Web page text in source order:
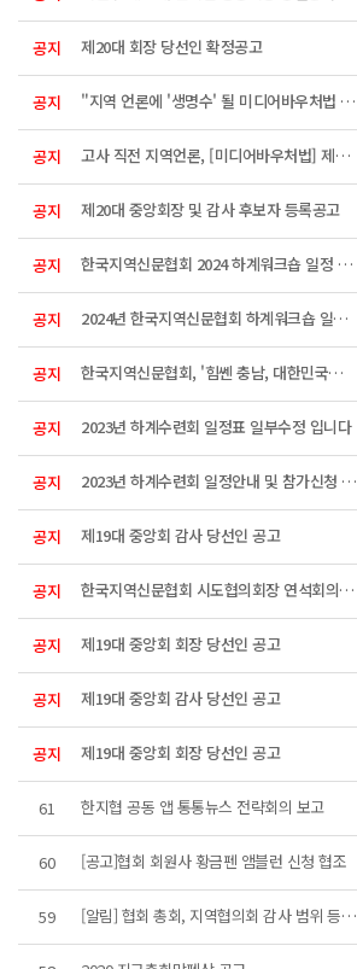
공지
제20대 회장 당선인 확정공고
공지
"지역 언론에 '생명수' 될 미디어바우처법 제정 시급"
공지
고사 직전 지역언론, [미디어바우처법] 제정으로 활성화 모색한다
공지
제20대 중앙회장 및 감사 후보자 등록공고
공지
한국지역신문협회 2024 하계워크숍 일정 안내입니다(최종)
공지
2024년 한국지역신문협회 하계워크숍 일정 및 참가신청 접수안내
공지
한국지역신문협회, '힘쎈 충남, 대한민국의 힘' 공유
공지
2023년 하계수련회 일정표 일부수정 입니다
공지
2023년 하계수련회 일정안내 및 참가신청 접수
공지
제19대 중앙회 감사 당선인 공고
공지
한국지역신문협회 시도협의회장 연석회의 개최
공지
제19대 중앙회 회장 당선인 공고
공지
제19대 중앙회 감사 당선인 공고
공지
제19대 중앙회 회장 당선인 공고
61
한지협 공동 앱 통통뉴스 전략회의 보고
60
[공고]협회 회원사 황금펜 앰블런 신청 협조
59
[알림] 협회 총회, 지역협의회 감사 범위 등 안내